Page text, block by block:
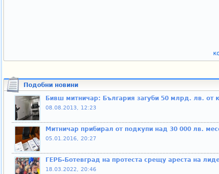
Подобни новини
Бивш митничар: България загуби 50 млрд. лв. от
08.08.2013, 12:23
Митничар прибирал от подкупи над 30 000 лв.
05.01.2016, 20:27
ГЕРБ-Ботевград на протеста срещу ареста на
18.03.2022, 20:46